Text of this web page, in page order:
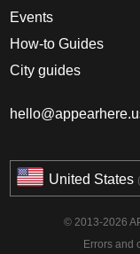
Events
How-to Guides
City guides
United States
© 2013-2026
Errors and